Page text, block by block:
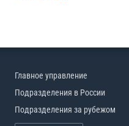
Главное управление
Подразделения в России
Подразделения за рубежом